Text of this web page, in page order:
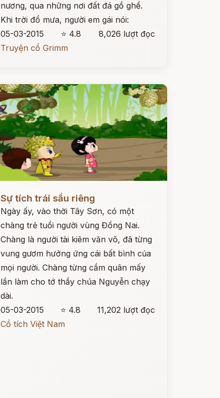
nương, qua những nơi đất đá gồ ghề.
Khi trời đổ mưa, người em gái nói:
05-03-2015
⭐ 4.8
8,026 lượt đọc
Truyện cổ Grimm
Sự tích trái sầu riêng
Ngày ấy, vào thời Tây Sơn, có một
chàng trẻ tuổi người vùng Đồng Nai.
Chàng là người tài kiêm văn võ, đã từng
vung gươm hưởng ứng cái bất bình của
mọi người. Chàng từng cầm quân mấy
lần làm cho tớ thầy chúa Nguyễn chạy
dài.
05-03-2015
⭐ 4.8
11,202 lượt đọc
Cổ tích Việt Nam